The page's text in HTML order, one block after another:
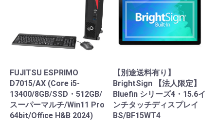
FUJITSU ESPRIMO
D7015/AX (Core i5-
13400/8GB/SSD・512GB/
スーパーマルチ/Win11 Pro
64bit/Office H&B 2024)
【別途送料有り】
BrightSign 【法人限定】
Bluefin シリーズ4・15.6イ
ンチタッチディスプレイ
BS/BF15WT4